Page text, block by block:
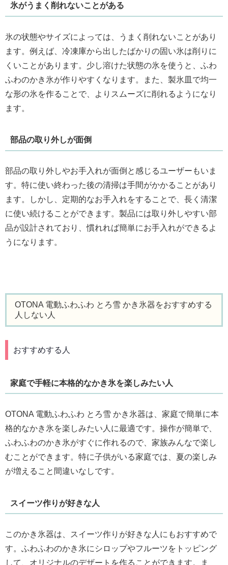
氷がうまく削れないことがある
氷の状態やサイズによっては、うまく削れないことがあり
ます。例えば、冷凍庫から出したばかりの固い氷は削りに
くいことがあります。少し溶けた状態の氷を使うと、ふわ
ふわのかき氷が作りやすくなります。また、製氷皿で均一
な形の氷を作ることで、よりスムーズに削れるようになり
ます。
部品の取り外しが面倒
部品の取り外しやお手入れが面倒と感じるユーザーもいま
す。特に使い終わった後の清掃は手間がかかることがあり
ます。しかし、定期的なお手入れをすることで、長く清潔
に使い続けることができます。製品には取り外しやすい部
品が設計されており、慣れれば簡単にお手入れができるよ
うになります。
OTONA 電動ふわふわ とろ雪 かき氷器をおすすめする
人しない人
おすすめする人
家庭で手軽に本格的なかき氷を楽しみたい人
OTONA 電動ふわふわ とろ雪 かき氷器は、家庭で簡単に本
格的なかき氷を楽しみたい人に最適です。操作が簡単で、
ふわふわのかき氷がすぐに作れるので、家族みんなで楽し
むことができます。特に子供がいる家庭では、夏の楽しみ
が増えること間違いなしです。
スイーツ作りが好きな人
このかき氷器は、スイーツ作りが好きな人にもおすすめで
す。ふわふわのかき氷にシロップやフルーツをトッピング
して、オリジナルのデザートを作ることができます。ま